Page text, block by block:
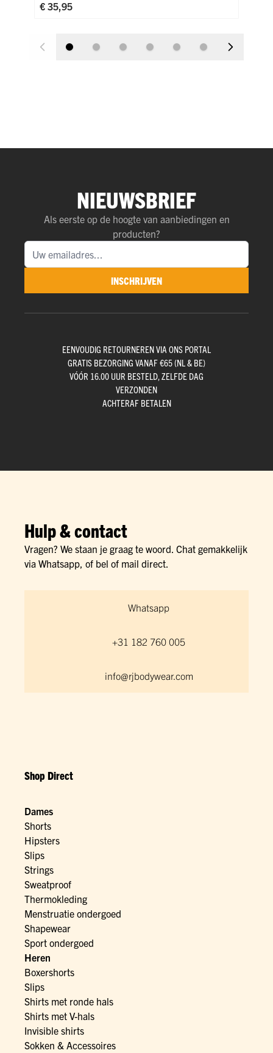
€ 35,95
NIEUWSBRIEF
Als eerste op de hoogte van aanbiedingen en
producten?
INSCHRIJVEN
EENVOUDIG RETOURNEREN VIA ONS PORTAL
GRATIS BEZORGING VANAF €65 (NL & BE)
VÓÓR 16.00 UUR BESTELD, ZELFDE DAG
VERZONDEN
ACHTERAF BETALEN
Hulp & contact
Vragen? We staan je graag te woord. Chat gemakkelijk
via Whatsapp, of bel of mail direct.
Whatsapp
+31 182 760 005
info@rjbodywear.com
Shop Direct
Dames
Shorts
Hipsters
Slips
Strings
Sweatproof
Thermokleding
Menstruatie ondergoed
Shapewear
Sport ondergoed
Heren
Boxershorts
Slips
Shirts met ronde hals
Shirts met V-hals
Invisible shirts
Sokken & Accessoires